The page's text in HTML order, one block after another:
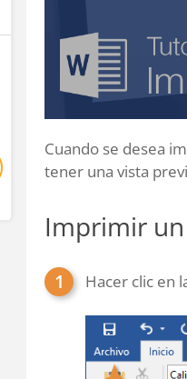
Cuando se desea
tener una vista
Imprimir
Hacer clic en